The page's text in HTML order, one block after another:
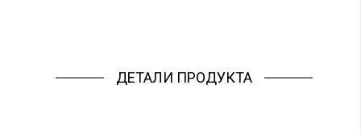
ДЕТАЛИ ПРОДУКТА